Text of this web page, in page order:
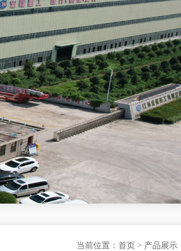
当前位置： 首页 > 产品展示